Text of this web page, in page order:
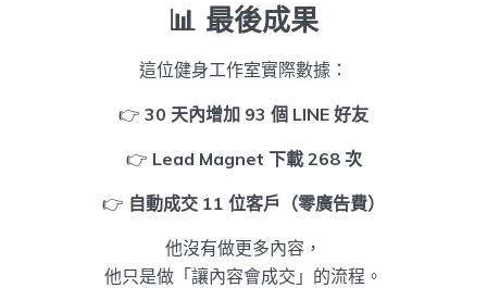
📊 最後成果
這位健身工作室實際數據：
👉 30 天內增加 93 個 LINE 好友
👉 Lead Magnet 下載 268 次
👉 自動成交 11 位客戶（零廣告費）
他沒有做更多內容，
他只是做「讓內容會成交」的流程。